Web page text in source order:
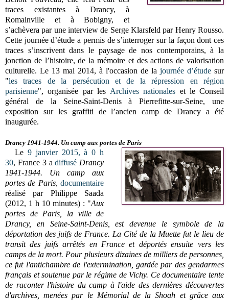
traces existantes à Drancy, à
Romainville et à Bobigny, et
s’achèvera par une interview de Serge Klarsfeld par Henry Rousso.
Cette journée d’étude a permis de s’interroger sur la façon dont ces
traces s’inscrivent dans le paysage de nos contemporains, à la
jonction de l’histoire, de la mémoire et des actions de valorisation
culturelle. Le 13 mai 2014, à l'occasion de la journée d’étude sur
"les traces de la persécution et de la répression en région
parisienne", organisée par les Archives nationales et le Conseil
général de la Seine-Saint-Denis à Pierrefitte-sur-Seine, une
exposition sur les graffiti de l’ancien camp de Drancy a été
inaugurée.
Drancy 1941-1944. Un camp aux portes de Paris
Le 9 janvier 2015, à 0 h
30, France 3 adiffusé Drancy
1941-1944. Un camp aux
portes de Paris,documentaire
réalisé par Philippe Saada
(2012, 1 h 10 minutes) : "Aux
portes de Paris, la ville de
Drancy, en Seine-Saint-Denis, est devenue le symbole de la
déportation des juifs de France. La Cité de la Muette fut le lieu de
transit des juifs arrêtés en France et déportés ensuite vers les
camps de la mort. Pour plusieurs dizaines de milliers de personnes,
ce fut l'antichambre de l'extermination, gardée par des gendarmes
français et soutenue par le régime de Vichy. Ce documentaire tente
de raconter l'histoire du camp à l'aide des dernières découvertes
d'archives, menées par le Mémorial de la Shoah et grâce aux